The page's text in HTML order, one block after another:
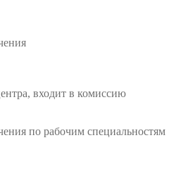
входит в комиссию
по рабочим специальностям